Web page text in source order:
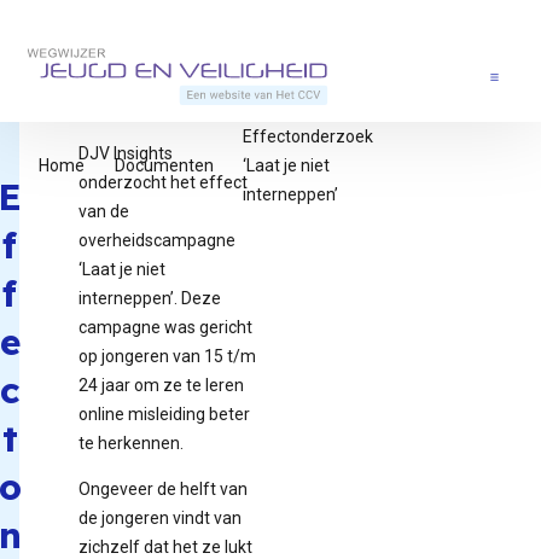
Terug naar de startpagina
f
f
e
c
t
Home Documenten
Effectonderzoek
‘Laat je niet
interneppen’
DJV Insights
onderzocht het effect
van de
overheidscampagne
‘Laat je niet
interneppen’. Deze
campagne was gericht
op jongeren van 15 t/m
24 jaar om ze te leren
online misleiding beter
te herkennen.
Ongeveer de helft van
de jongeren vindt van
zichzelf dat het ze lukt